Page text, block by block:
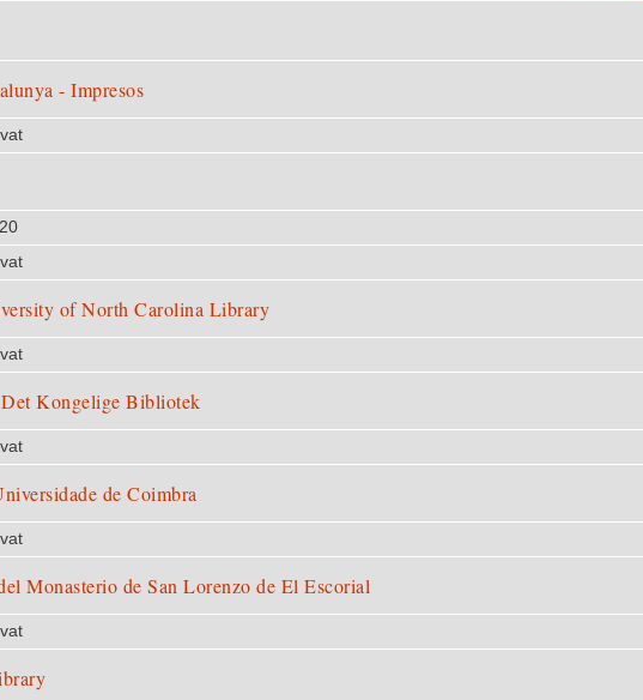
- Impresos
of North Carolina Library
Kongelige Bibliotek
de Coimbra
Monasterio de San Lorenzo de El Escorial